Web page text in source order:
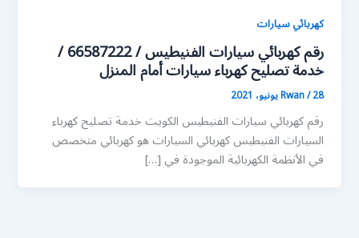
كهربائي سيارات
رقم كهربائي سيارات الفنيطيس / 66587222 /
خدمة تصليح كهرباء سيارات أمام المنزل
Rwan/28 يونيو، 2021
رقم كهربائي سيارات الفنيطيس الكويت خدمة تصليح كهرباء
السيارات الفنيطيس كهربائي السيارات هو كهربائي متخصص
في الأنظمة الكهربائية الموجودة في […]